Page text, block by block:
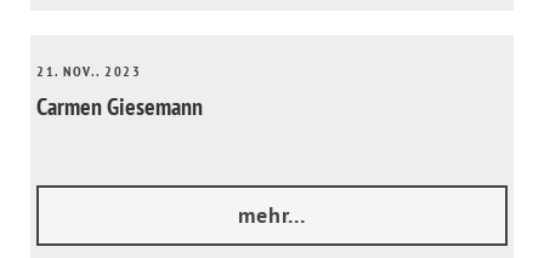
21. NOV.. 2023
Carmen Giesemann
mehr...